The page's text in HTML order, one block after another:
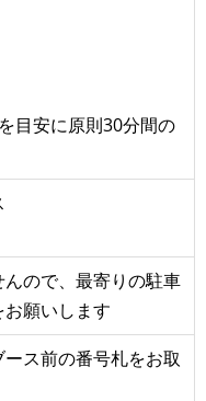
目安に原則30分間の
ので、最寄りの駐車
願いします
ース前の番号札をお取